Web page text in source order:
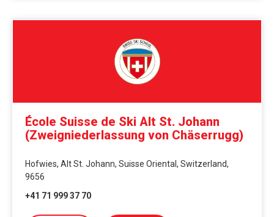
École Suisse de Ski Alt St. Johann
(Zweigniederlassung von Chäserrugg)
Hofwies, Alt St. Johann, Suisse Oriental, Switzerland,
9656
+41 71 999 37 70